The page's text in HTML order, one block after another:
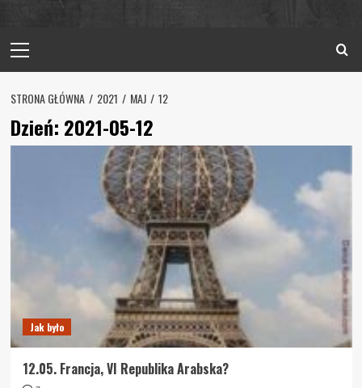
Menu
STRONA GŁÓWNA 2021 MAJ 12
Dzień: 2021-05-12
Jak było
12.05. Francja, VI Republika Arabska?